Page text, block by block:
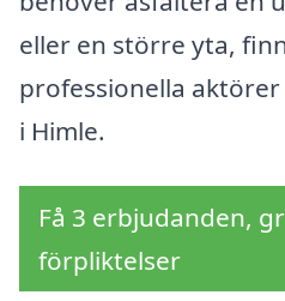
eller en större yta,
professionella
i Himle.
Få 3 erbjudanden,
förpliktelser